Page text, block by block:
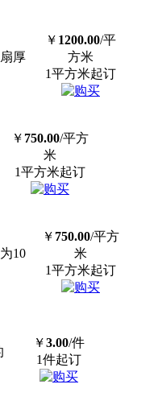
扇厚
￥ 1200.00/平
方米
1平方米起订
￥ 750.00/平方
米
1平方米起订
10
￥ 750.00/平方
米
1平方米起订
￥3.00/件
1件起订